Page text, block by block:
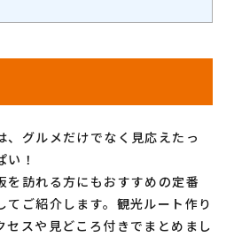
、グルメだけでなく見応えたっ
！
を訪れる方にもおすすめの定番
てご紹介します。観光ルート作り
セスや見どころ付きでまとめまし